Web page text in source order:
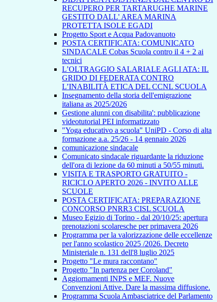
RECUPERO PER TARTARUGHE MARINE
GESTITO DALL' AREA MARINA
PROTETTA ISOLE EGADI
Progetto Sport e Acqua Padovanuoto
POSTA CERTIFICATA: COMUNICATO
SINDACALE Cobas Scuola contro il 4 + 2 ai
tecnici
L’OLTRAGGIO SALARIALE AGLI ATA: IL
GRIDO DI FEDERATA CONTRO
L’INABILITÀ ETICA DEL CCNL SCUOLA
Insegnamento della storia dell'emigrazione
italiana as 2025/2026
Gestione alunni con disabilita': pubblicazione
videotutorial PEI informatizzato
"Yoga educativo a scuola" UniPD - Corso di alta
formazione a.a. 25/26 - 14 gennaio 2026
comunicazione sindacale
Comunicato sindacale riguardante la riduzione
dell'ora di lezione da 60 minuti a 50/55 minuti.
VISITA E TRASPORTO GRATUITO -
RICICLO APERTO 2026 - INVITO ALLE
SCUOLE
POSTA CERTIFICATA: PREPARAZIONE
CONCORSO PNRR3 CISL SCUOLA
Museo Egizio di Torino - dal 20/10/25: apertura
prenotazioni scolaresche per primavera 2026
Programma per la valorizzazione delle eccellenze
per l'anno scolastico 2025 /2026. Decreto
Ministeriale n. 131 dell'8 luglio 2025
Progetto "Le mura raccontano"
Progetto "In partenza per Coroland"
Aggiornamenti INPS e MEF. Nuove
Convenzioni Attive. Dare la massima diffusione.
Programma Scuola Ambasciatrice del Parlamento